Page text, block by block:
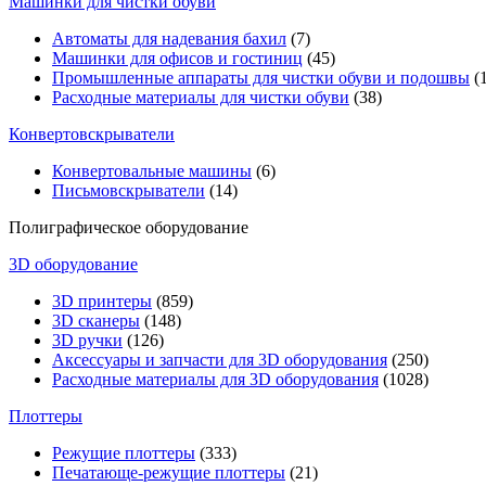
Автоматы для надевания бахил (7)
Машинки для офисов и гостиниц (45)
Промышленные аппараты для чистки обуви и подошвы
Расходные материалы для чистки обуви (38)
Конвертовскрыватели
Конвертовальные машины (6)
Письмовскрыватели (14)
Полиграфическое оборудование
3D оборудование
3D принтеры (859)
3D сканеры (148)
3D ручки (126)
Аксессуары и запчасти для 3D оборудования (250)
Расходные материалы для 3D оборудования (1028)
Плоттеры
Режущие плоттеры (333)
Печатающе-режущие плоттеры (21)